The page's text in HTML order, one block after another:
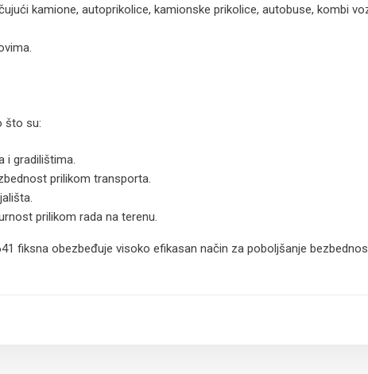
kamione, autoprikolice, kamionske prikolice, autobuse, kombi
što su:
i gradilištima.
prilikom transporta.
prilikom rada na terenu.
fiksna obezbeđuje visoko efikasan način za poboljšanje